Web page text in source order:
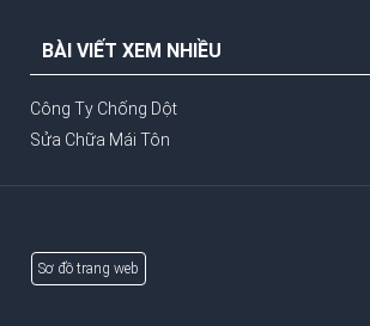
BÀI VIẾT XEM NHIỀU
Công Ty Chống Dột
Sửa Chữa Mái Tôn
Sơ đồ trang web